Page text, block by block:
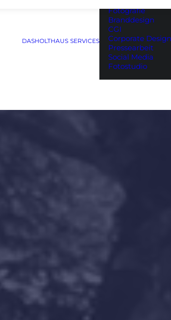
DASHOLTHAUS SERVICES
Fotografie
Branddesign
CGI
Corporate Design
Pressearbeit
Social Media
Fotostudio